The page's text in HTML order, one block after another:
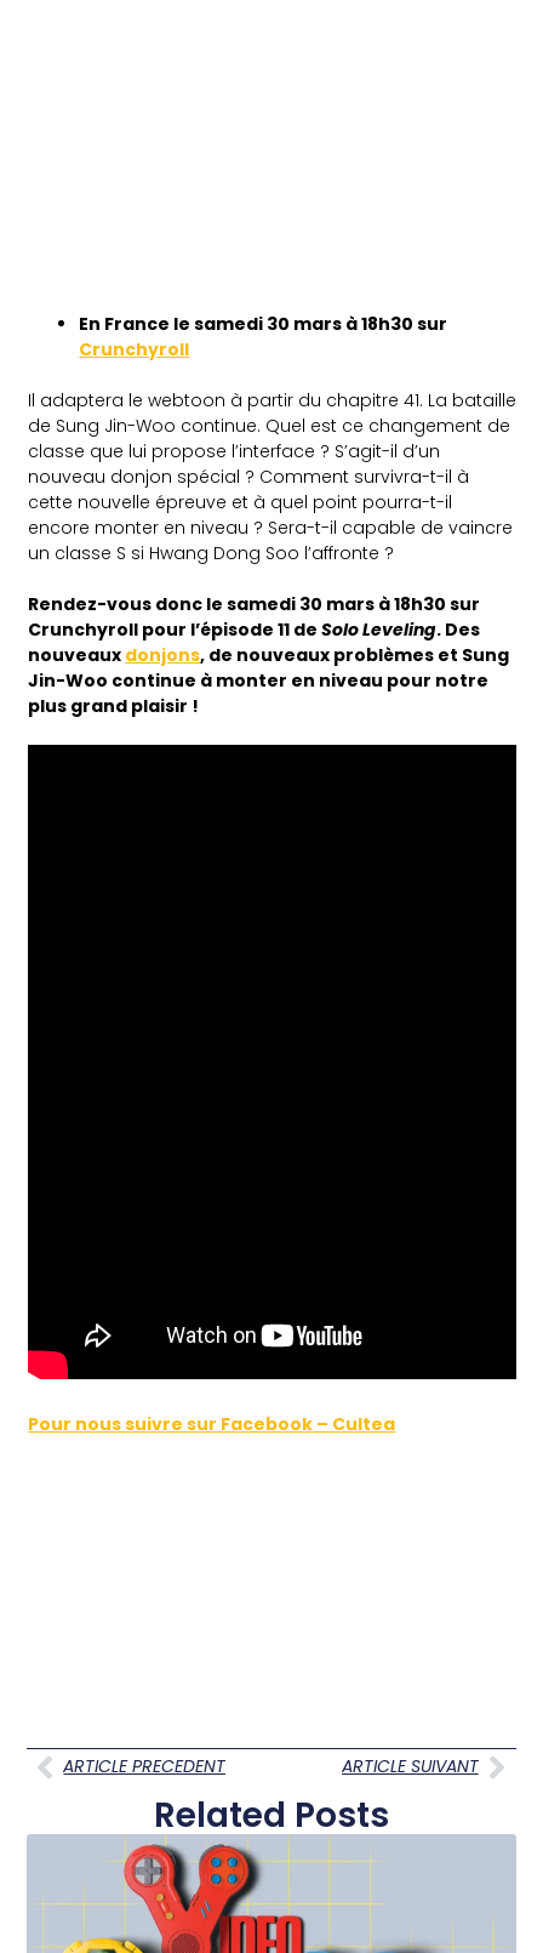
En France le samedi 30 mars à 18h30 sur
Crunchyroll
Il adaptera le webtoon à partir du chapitre 41. La bataille
de Sung Jin-Woo continue. Quel est ce changement de
classe que lui propose l’interface ? S’agit-il d’un
nouveau donjon spécial ? Comment survivra-t-il à
cette nouvelle épreuve et à quel point pourra-t-il
encore monter en niveau ? Sera-t-il capable de vaincre
un classe S si Hwang Dong Soo l’affronte ?
Rendez-vous donc le samedi 30 mars à 18h30 sur
Crunchyroll pour l’épisode 11 deSolo Leveling. Des
nouveaux donjons, de nouveaux problèmes et Sung
Jin-Woo continue à monter en niveau pour notre
plus grand plaisir !
Pour nous suivre sur Facebook – Cultea
ARTICLE PRECEDENT ARTICLE SUIVANT
Related Posts